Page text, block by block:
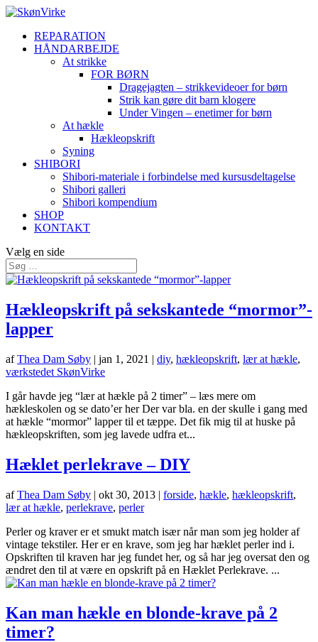
REPARATION
HÅNDARBEJDE
At strikke
FOR BØRN
Dragejagten – strikkevideoer for børn
Strik kan gøre dit barn klogere
Under Vingen – enetimer for børn
At hækle
Hækleopskrift
Syning
SHIBORI
Shibori-materiale i forbindelse med kursusdeltagelse
Shibori galleri
Shibori kompendium
SHOP
KONTAKT
Vælg en side
Hækleopskrift på sekskantede “mormor”-
lapper
afThea Dam Søby | jan 1, 2021 | diy, hækleopskrift, lær at hækle,
værkstedet SkønVirke
I går havde jeg “lær at hækle på 2 timer” – læs mere om
hækleskolen og se dato’er her Der var bla. en der skulle i gang med
at hækle “mormor” lapper til et tæppe. Det fik mig til at huske på
hækleopskriften, som jeg lavede udfra et...
Hæklet perlekrave – DIY
afThea Dam Søby | okt 30, 2013 | forside, hækle, hækleopskrift,
lær at hækle, perlekrave, perler
Perler og kraver er et smukt match især når man som jeg holder af
vintage tekstiler. Her er en krave, som jeg har hæklet perler ind i.
Opskriften til kraven har jeg fundet her, og så har jeg oversat den og
ændret den til at være en opskrift på en Hæklet Perlekrave. ...
Kan man hækle en blonde-krave på 2
timer?